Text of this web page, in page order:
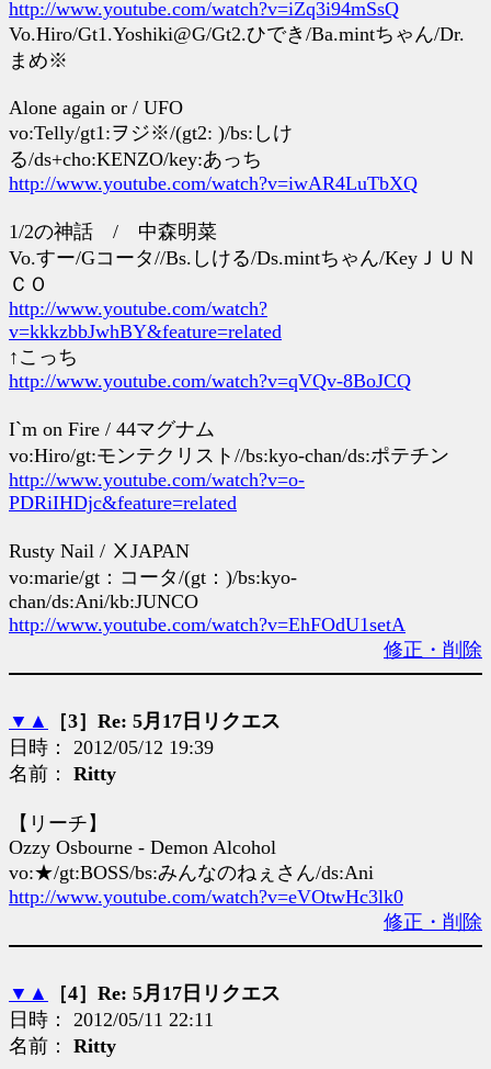
http://www.youtube.com/watch?v=iZq3i94mSsQ
Vo.Hiro/Gt1.Yoshiki@G/Gt2.ひでき/Ba.mintちゃん/Dr.
まめ※
Alone again or / UFO
vo:Telly/gt1:ヲジ※/(gt2: )/bs:しけ
る/ds+cho:KENZO/key:あっち
http://www.youtube.com/watch?v=iwAR4LuTbXQ
1/2の神話 / 中森明菜
Vo.すー/Gコータ//Bs.しける/Ds.mintちゃん/KeyＪＵＮ
ＣＯ
http://www.youtube.com/watch?
v=kkkzbbJwhBY&feature=related
↑こっち
http://www.youtube.com/watch?v=qVQv-8BoJCQ
I`m on Fire / 44マグナム
vo:Hiro/gt:モンテクリスト//bs:kyo-chan/ds:ポテチン
http://www.youtube.com/watch?v=o-
PDRiIHDjc&feature=related
Rusty Nail / ⅩJAPAN
vo:marie/gt：コータ/(gt：)/bs:kyo-
chan/ds:Ani/kb:JUNCO
http://www.youtube.com/watch?v=EhFOdU1setA
修正・削除
▼ ▲
［3］Re: 5月17日リクエス
日時： 2012/05/12 19:39
名前： Ritty
【リーチ】
Ozzy Osbourne - Demon Alcohol
vo:★/gt:BOSS/bs:みんなのねぇさん/ds:Ani
http://www.youtube.com/watch?v=eVOtwHc3lk0
修正・削除
▼ ▲
［4］Re: 5月17日リクエス
日時： 2012/05/11 22:11
名前： Ritty